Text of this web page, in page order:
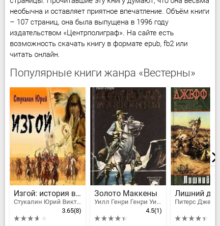
необычна и оставляет приятное впечатление. Объём книги
– 107 страниц, она была выпущена в 1996 году
издательством «Центрполиграф». На сайте есть
возможность скачать книгу в формате epub, fb2 или
читать онлайн.
Популярные книги жанра «Вестерны»
Изгой: история воина
Стукалин Юрий Викторович
3.65(8)
Золото Маккены
Уилл Генри Генри Уилсон Аллен
4.5(1)
Питерс Джефф